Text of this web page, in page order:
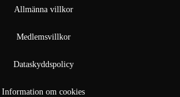
Allmänna villkor
Medlemsvillkor
Dataskyddspolicy
Information om cookies